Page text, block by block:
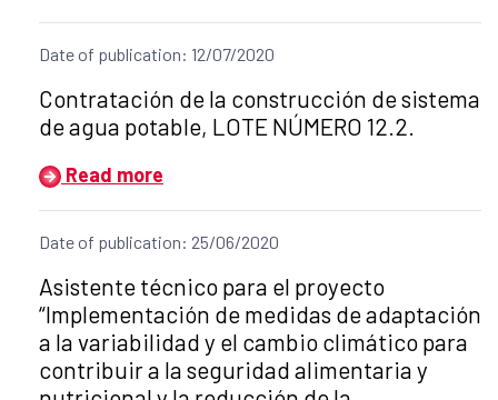
Date of publication: 12/07/2020
Title of the announcement:
Contratación de la construcción de sistema
de agua potable, LOTE NÚMERO 12.2.
Read more
Date of publication: 25/06/2020
Title of the announcement:
Asistente técnico para el proyecto
“Implementación de medidas de adaptación
a la variabilidad y el cambio climático para
contribuir a la seguridad alimentaria y